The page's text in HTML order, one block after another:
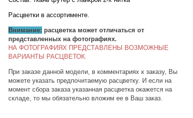
Расцветки в ассортименте.
Внимание: расцветка может отличаться от
представленных на фотографиях.
НА ФОТОГРАФИЯХ ПРЕДСТАВЛЕНЫ ВОЗМОЖНЫЕ
ВАРИАНТЫ РАСЦВЕТОК.
При заказе данной модели, в комментариях к заказу, Вы
можете указать предпочитаемую расцветку. И если на
момент сбора заказа указанная расцветка окажется на
складе, то мы обязательно вложим ее в Ваш заказ.